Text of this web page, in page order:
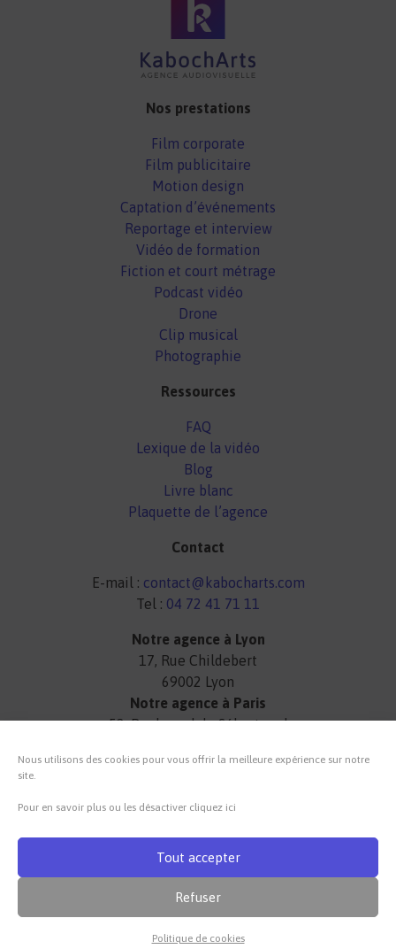
Nous utilisons des cookies pour vous offrir la meilleure expérience sur notre
site.
Pour en savoir plus ou les désactiver cliquez ici
Tout accepter
Refuser
Politique de cookies
Nos prestations
Film corporate
Film publicitaire
Motion design
Captation d’événements
Reportage et interview
Vidéo de formation
Fiction et court métrage
Podcast vidéo
Drone
Clip musical
Photographie
Ressources
FAQ
Lexique de la vidéo
Blog
Livre blanc
Plaquette de l’agence
Contact
E-mail : contact@kabocharts.com
Tel : 04 72 41 71 11
Notre agence à Lyon
17, Rue Childebert
69002 Lyon
Notre agence à Paris
52, Boulevard de Sébastopol
© 2017-2026 SAS Kabocharts Vidéo
Mentions légalesPolitique de cookies